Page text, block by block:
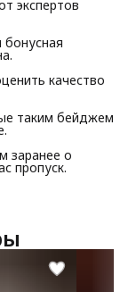
экспертов
качество
таким бейджем
заранее о
пропуск.